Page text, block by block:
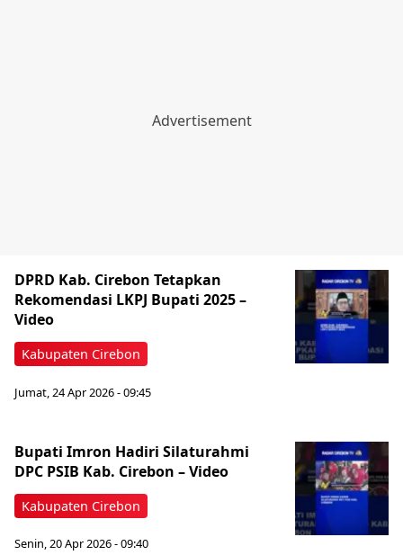
Kabupaten Cirebon
DPRD Kab. Cirebon Tetapkan
Rekomendasi LKPJ Bupati 2025 –
Video
Jumat, 24 Apr 2026 - 09:45
Kabupaten Cirebon
Bupati Imron Hadiri Silaturahmi
DPC PSIB Kab. Cirebon – Video
Senin, 20 Apr 2026 - 09:40